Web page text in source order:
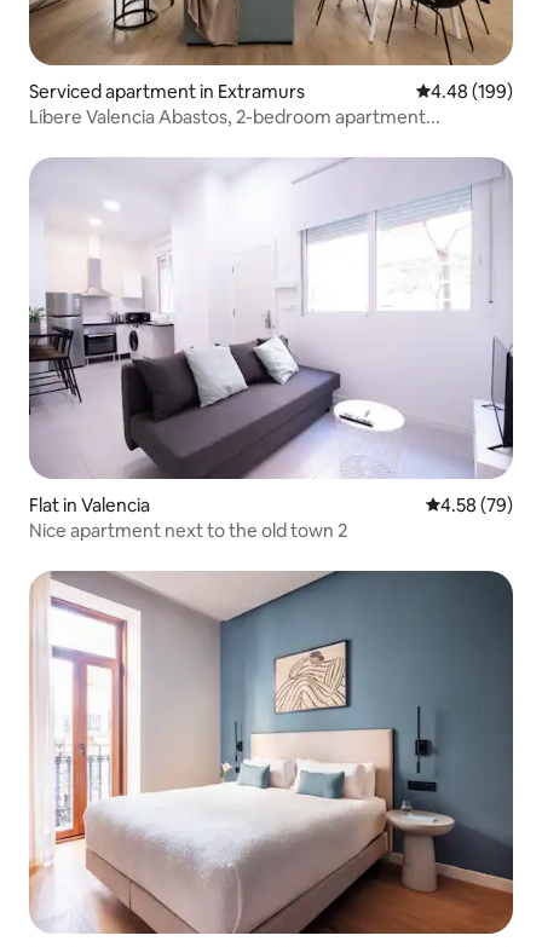
Serviced apartment in Extramurs 4.48 out of 5
4.48 (199)
Líbere Valencia Abastos, 2-bedroom apartment...
Flat in Valencia 4.58 out of 5
4.58 (79)
Nice apartment next to the old town 2